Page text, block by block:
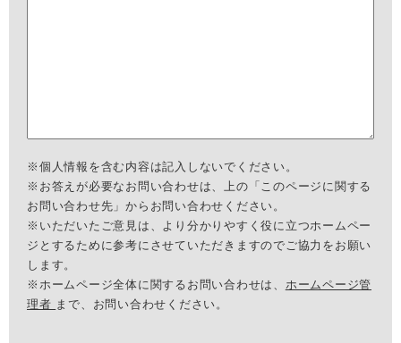
※個人情報を含む内容は記入しないでください。
※お答えが必要なお問い合わせは、上の「このページに関する
お問い合わせ先」からお問い合わせください。
※いただいたご意見は、より分かりやすく役に立つホームペー
ジとするために参考にさせていただきますのでご協力をお願い
します。
※ホームページ全体に関するお問い合わせは、 ホームページ管
理者 まで、お問い合わせください。